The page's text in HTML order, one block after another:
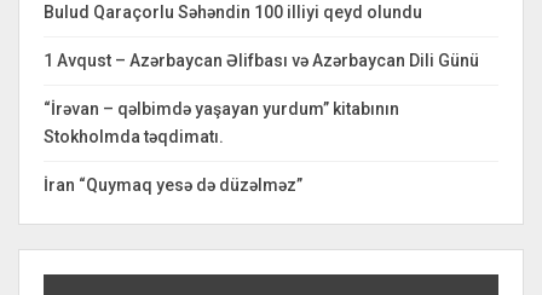
Bulud Qaraçorlu Səhəndin 100 illiyi qeyd olundu
1 Avqust – Azərbaycan Əlifbası və Azərbaycan Dili Günü
“İrəvan – qəlbimdə yaşayan yurdum” kitabının
Stokholmda təqdimatı.
İran “Quymaq yesə də düzəlməz”